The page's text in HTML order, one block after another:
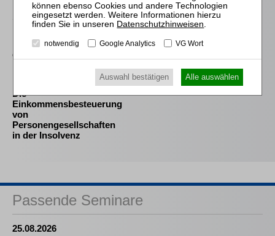
Schröder
Eigenkapitalersatzrechts
durch das MoMiG
Die
Einkommensbesteuerung
von
Personengesellschaften
in der Insolvenz
Passende Seminare
25.08.2026
Datenschutzhinweisen.
notwendig Google Analytics VG Wort
Auswahl bestätigen Alle auswählen